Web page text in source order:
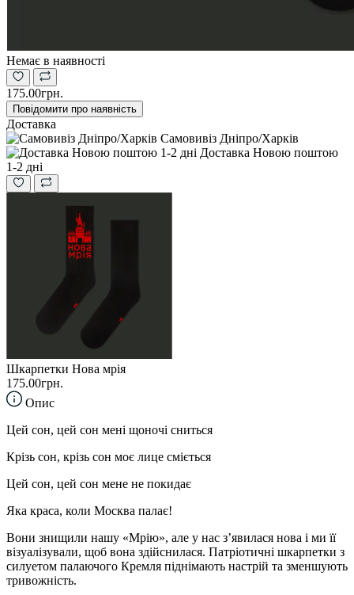
Немає в наявності
175.00грн.
Повідомити про наявність
Доставка
Самовивіз Дніпро/Харків
Доставка Новою поштою
1-2 дні
Шкарпетки Нова мрія
175.00грн.
Опис
Цей сон, цей сон мені щоночі сниться
Крізь сон, крізь сон моє лице сміється
Цей сон, цей сон мене не покидає
Яка краса, коли Москва палає!
Вони знищили нашу «Мрію», але у нас з’явилася нова і ми її
візуалізували, щоб вона здійснилася. Патріотичні шкарпетки з
силуетом палаючого Кремля піднімають настрій та зменшують
тривожність.